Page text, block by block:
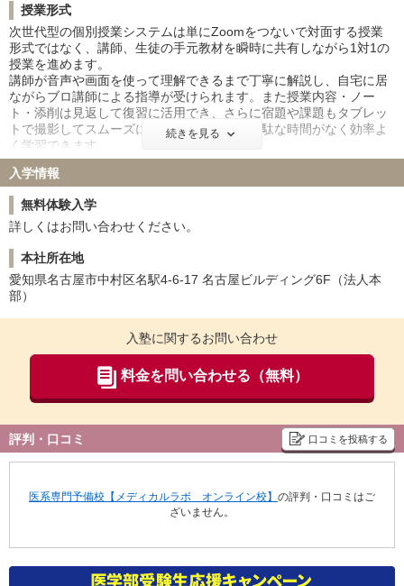
私立大学
慶應義塾大学 6名
東京慈恵会医科大学 16名
順天堂大学 29名
日本医科大学 33名
大阪医科薬科大学 31名
国際医療福祉大学 43名
自治医科大学 5名
東京医科大学 36名
昭和医科大学 26名
東邦大学 39名
産業医科大学 10名
帝京大学 39名
愛知医科大学 55名
東北医科薬科大学 12名
杏林大学 44名
日本大学 20名
聖マリアンナ医科大学 35名
金沢医科大学 56名
北里大学 50名
久留米大学 22名
岩手医科大学 29名
獨協医科大学 34名
東京女子医科大学 34名
【2025年度医学部医学科合格者数1,234名！】
（イベント参加者や模試のみの受験者は含まれません）
授業形式
次世代型の個別授業システムは単にZoomをつないで対面する授業
形式ではなく、講師、生徒の手元教材を瞬時に共有しながら1対1の
授業を進めます。
講師が音声や画面を使って理解できるまで丁寧に解説し、自宅に居
ながらブロ講師による指導が受けられます。また授業内容・ノー
ト・添削は見返して復習に活用でき、さらに宿題や課題もタブレッ
トで撮影してスムーズに提出できるため、無駄な時間がなく効率よ
く学習できます。
個別授業は「講義・演習・解説」の3ステップで計150分。講義で学
実践力を鍛え、「分かったつもり」を「できる」に変えていきま
す。
さらに全国のオンライン校の生徒が入室し、自習を行うための”オン
ライン自習室”を設置。学習がスタートすると担任や教務スタッフが
モニタリングを開始し、集中できる環境を保ちます。
また生徒の質問に答えられるように、医学部入試の先輩である現役
医大生の「質問専任チューター」が常駐しています。実際に医学部
入試を突破した経験を基に、オンラインでアドバイスしてくれる心
強い先輩です。
受講できる科目
英語、数学、化学、生物、物理、地理歴史・公民、国語、情報、小
論文・面接
教材(テキスト)
ムをご提案。使用するテキストの選定を行います。
授業用タブレット（数量限定）、個別カリキュラムに合わせたテキ
英語、数学、化学、生物、物理、地理歴史・公民、国語、情報：1コ
続きを見る
入学情報
無料体験入学
詳しくはお問い合わせください。
本社所在地
愛知県名古屋市中村区名駅4-6-17 名古屋ビルディング6F（法人本
部）
入塾に関するお問い合わせ
料金を問い合わせる（無料）
評判・口コミ 口コミを投稿する
医系専門予備校【メディカルラボ オンライン校】 の評判・口コミはご
ざいません。